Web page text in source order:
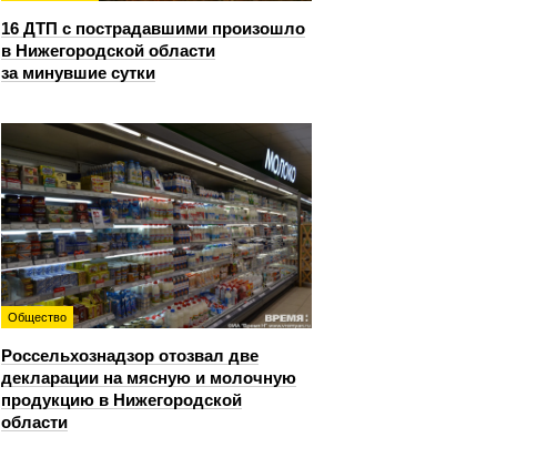
16 ДТП с пострадавшими произошло
в Нижегородской области
за минувшие сутки
Общество
Россельхознадзор отозвал две
декларации на мясную и молочную
продукцию в Нижегородской
области